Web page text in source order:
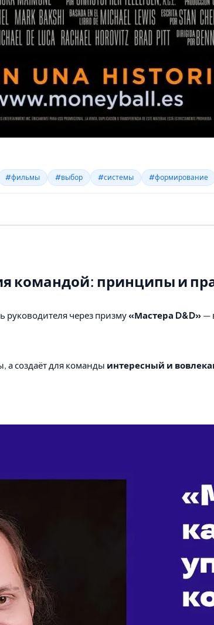
#фильмы #выбор #системы #формирование
командой: принципы и
руководителя через призму «Мастера D&D» —
а создаёт для команды интересный и
команде необходимые ресурсы,
может меняться по ходу дела. Важно уметь
на развитие автономности и
и эффективность в решении задач.